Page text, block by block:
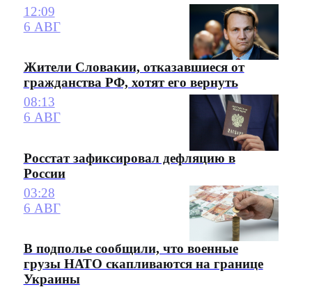
12:09
6 АВГ
Жители Словакии, отказавшиеся от
гражданства РФ, хотят его вернуть
08:13
6 АВГ
Росстат зафиксировал дефляцию в
России
03:28
6 АВГ
В подполье сообщили, что военные
грузы НАТО скапливаются на границе
Украины